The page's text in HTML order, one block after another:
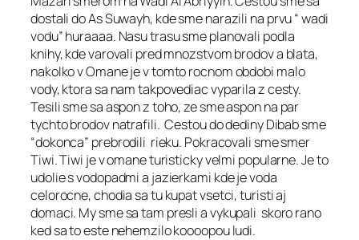
dostali do As Suwayh, kde sme narazili na prvu “ wadi
vodu” huraaaa. Nasu trasu sme planovali podla
knihy, kde varovali pred mnozstvom brodov a blata,
nakolko v Omane je v tomto rocnom obdobi malo
vody, ktora sa nam takpovediac vyparila z cesty.
Tesili sme sa aspon z toho, ze sme aspon na par
tychto brodov natrafili. Cestou do dediny Dibab sme
“dokonca” prebrodili rieku. Pokracovali sme smer
Tiwi. Tiwi je v omane turisticky velmi popularne. Je to
udolie s vodopadmi a jazierkami kde je voda
celorocne, chodia sa tu kupat vsetci, turisti aj
domaci. My sme sa tam presli a vykupali skoro rano
ked sa to este nehemzilo koooopou ludi.